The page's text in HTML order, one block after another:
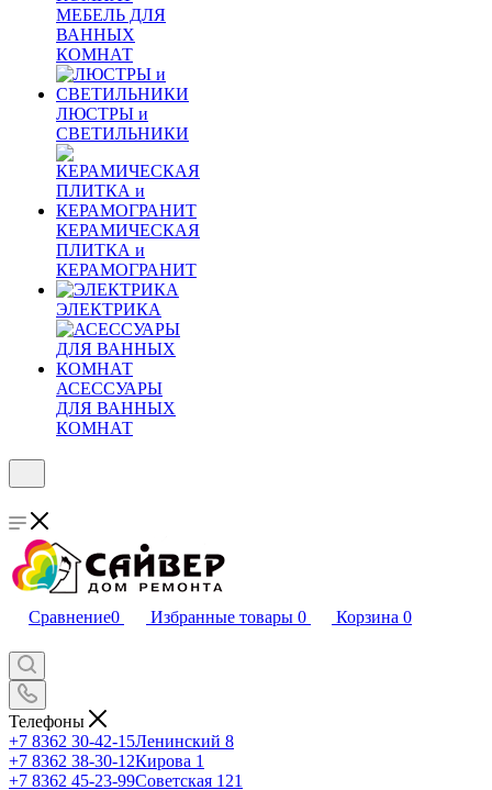
МЕБЕЛЬ ДЛЯ
ВАННЫХ
КОМНАТ
ЛЮСТРЫ и
СВЕТИЛЬНИКИ
КЕРАМИЧЕСКАЯ
ПЛИТКА и
КЕРАМОГРАНИТ
ЭЛЕКТРИКА
АСЕССУАРЫ
ДЛЯ ВАННЫХ
КОМНАТ
Сравнение0 Избранные товары 0 Корзина 0
Телефоны
+7 8362 30-42-15Ленинский 8
+7 8362 38-30-12Кирова 1
+7 8362 45-23-99Советская 121